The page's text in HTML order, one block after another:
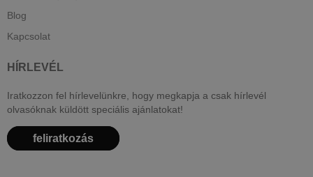
Blog
Kapcsolat
HÍRLEVÉL
Iratkozzon fel hírlevelünkre, hogy megkapja a csak hírlevél
olvasóknak küldött speciális ajánlatokat!
feliratkozás